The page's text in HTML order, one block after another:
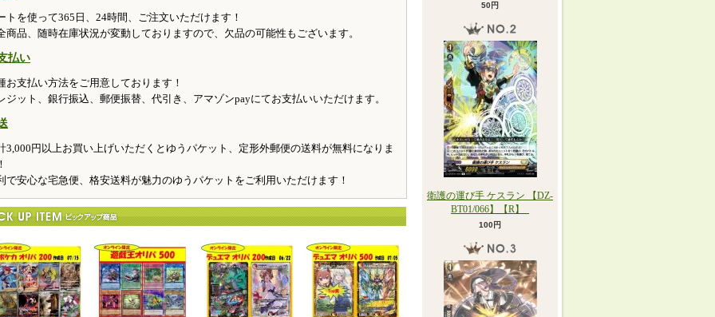
トを使って365日、24時間、ご注文いただけます！
品、随時在庫状況が変動しておりますので、欠品の可能性もございます。
払い
お支払い方法をご用意しております！
ジット、銀行振込、郵便振替、代引き、アマゾンpayにてお支払いいただけます。
3,000円以上お買い上げいただくとゆうパケット、定形外郵便の送料が無料になりま
で安心な宅急便、格安送料が魅力のゆうパケットをご利用いただけます！
50円
衛護の運び手 ケスラン 【DZ-
BT01/066】【R】_
100円